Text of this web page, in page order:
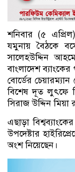
শনিবার (৫
যমুনায় বৈঠকে
সালেহউদ্দিন
বাংলাদেশ
বোর্ডের
বিশেষ দূত লুৎফে
সিরাজ উদ্দিন মিয়া
এছাড়া
উপদেষ্টার
অংশ নিয়েছেন।